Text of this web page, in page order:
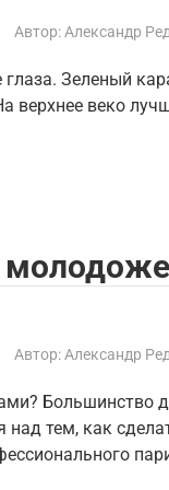
Автор: Александр
Зеленый
верхнее веко
Автор: Александр
Большинство
над тем, как